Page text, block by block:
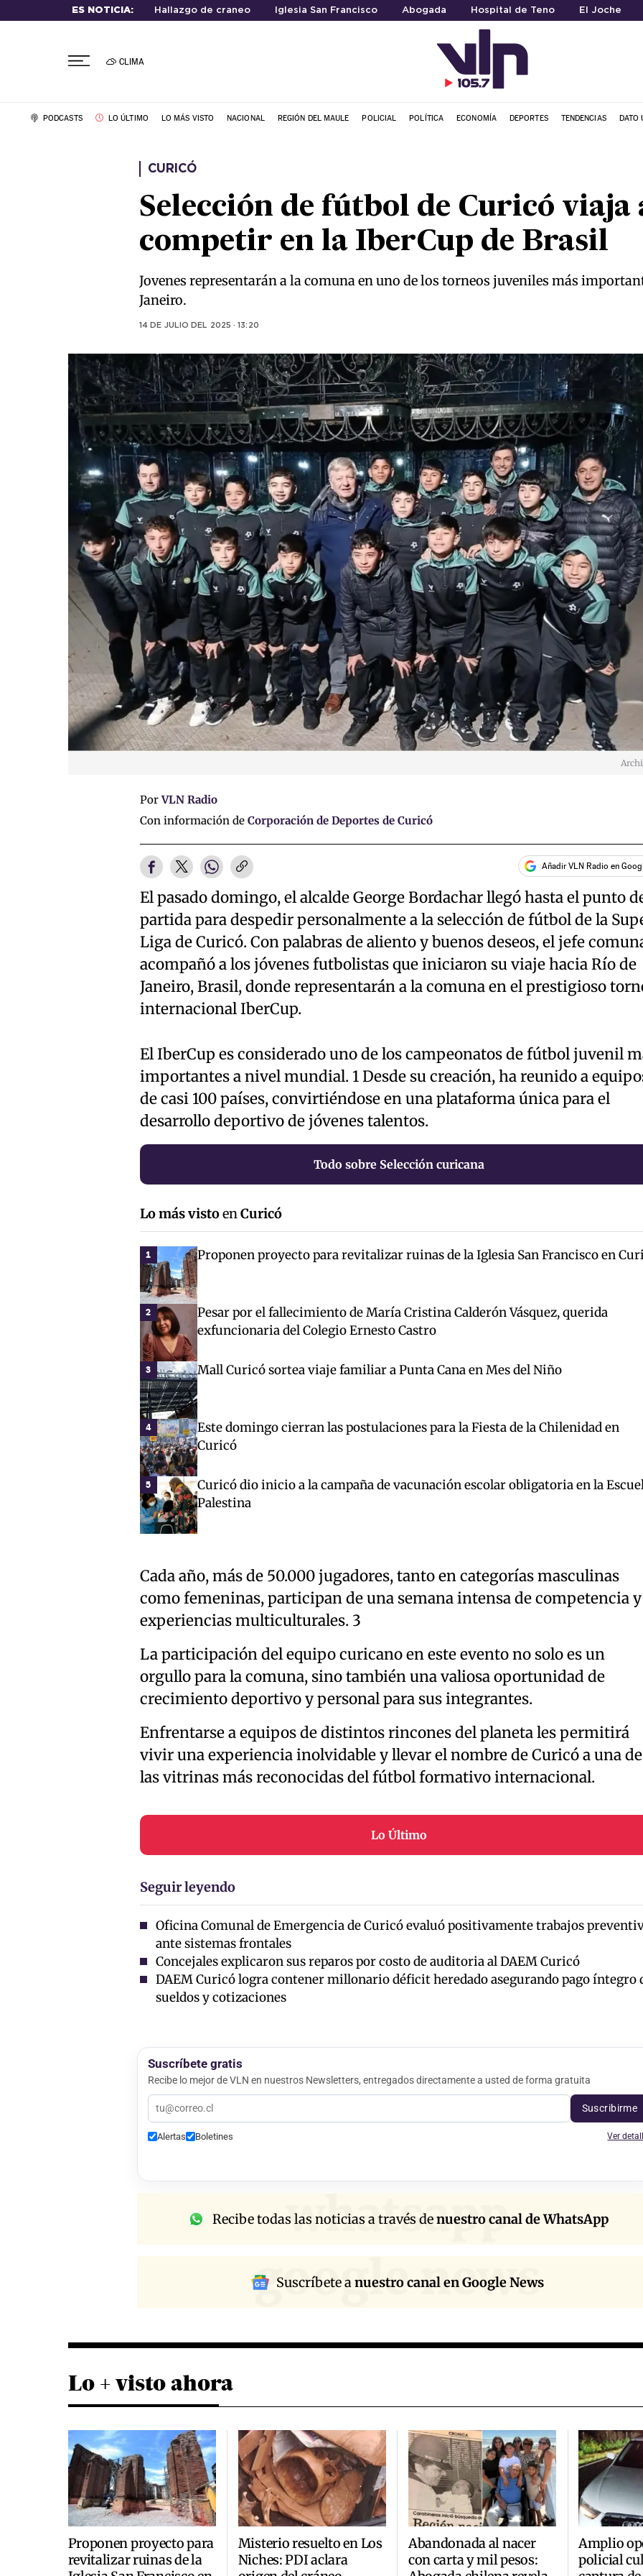
ES NOTICIA: Hallazgo de craneo Iglesia San Francisco Abogada Hospital de Teno El Joche
CLIMA
PODCASTS LO ÚLTIMO LO MÁS VISTO NACIONAL REGIÓN DEL MAULE POLICIAL POLÍTICA ECONOMÍA DEPORTES TENDENCIAS DATO
CURICÓ
Selección de fútbol de Curicó viaja
competir en la IberCup de Brasil
Jovenes representarán a la comuna en uno de los torneos juveniles más
Janeiro.
14 DE JULIO DEL 2025 · 13:20
PorVLN Radio
Con información de Corporación de Deportes de Curicó
Añadir VLN Radio en
El pasado domingo, el alcalde George Bordachar llegó hasta el punto
partida para despedir personalmente a la selección de fútbol de la
Liga de Curicó. Con palabras de aliento y buenos deseos, el jefe
acompañó a los jóvenes futbolistas que iniciaron su viaje hacia Río de
Janeiro, Brasil, donde representarán a la comuna en el prestigioso
internacional IberCup.
El IberCup es considerado uno de los campeonatos de fútbol juvenil
importantes a nivel mundial. 1 Desde su creación, ha reunido a
de casi 100 países, convirtiéndose en una plataforma única para el
desarrollo deportivo de jóvenes talentos.
Todo sobre Selección curicana
Lo más vistoen Curicó
1 Proponen proyecto para revitalizar ruinas de la Iglesia San Francisco en
2
Pesar por el fallecimiento de María Cristina Calderón Vásquez, querida
exfuncionaria del Colegio Ernesto Castro
3 Mall Curicó sortea viaje familiar a Punta Cana en Mes del Niño
4
Este domingo cierran las postulaciones para la Fiesta de la Chilenidad en
Curicó
5
Curicó dio inicio a la campaña de vacunación escolar obligatoria en la
Palestina
Cada año, más de 50.000 jugadores, tanto en categorías masculinas
como femeninas, participan de una semana intensa de competencia y
experiencias multiculturales. 3
La participación del equipo curicano en este evento no solo es un
orgullo para la comuna, sino también una valiosa oportunidad de
crecimiento deportivo y personal para sus integrantes.
Enfrentarse a equipos de distintos rincones del planeta les permitirá
vivir una experiencia inolvidable y llevar el nombre de Curicó a una de
las vitrinas más reconocidas del fútbol formativo internacional.
Lo Último
Seguir leyendo
Oficina Comunal de Emergencia de Curicó evaluó positivamente trabajos
ante sistemas frontales
Concejales explicaron sus reparos por costo de auditoria al DAEM Curicó
DAEM Curicó logra contener millonario déficit heredado asegurando pago íntegro
sueldos y cotizaciones
Suscríbete gratis
Recibe lo mejor de VLN en nuestros Newsletters, entregados directamente a usted de forma gratuita
Suscribirme
Alertas Boletines Ver
whatsapp
Recibe todas las noticias a través denuestro canal de WhatsApp
google news
Suscríbete anuestro canal en Google News
Lo + visto ahora
Proponen proyecto para
revitalizar ruinas de la
Misterio resuelto en Los
Niches: PDI aclara
Abandonada al nacer
con carta y mil pesos:
Amplio
policial